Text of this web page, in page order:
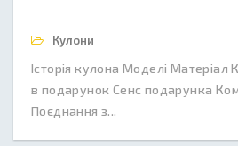
Кулони
Історія кулона Моделі Матеріал
в подарунок Сенс подарунка
Поєднання з...